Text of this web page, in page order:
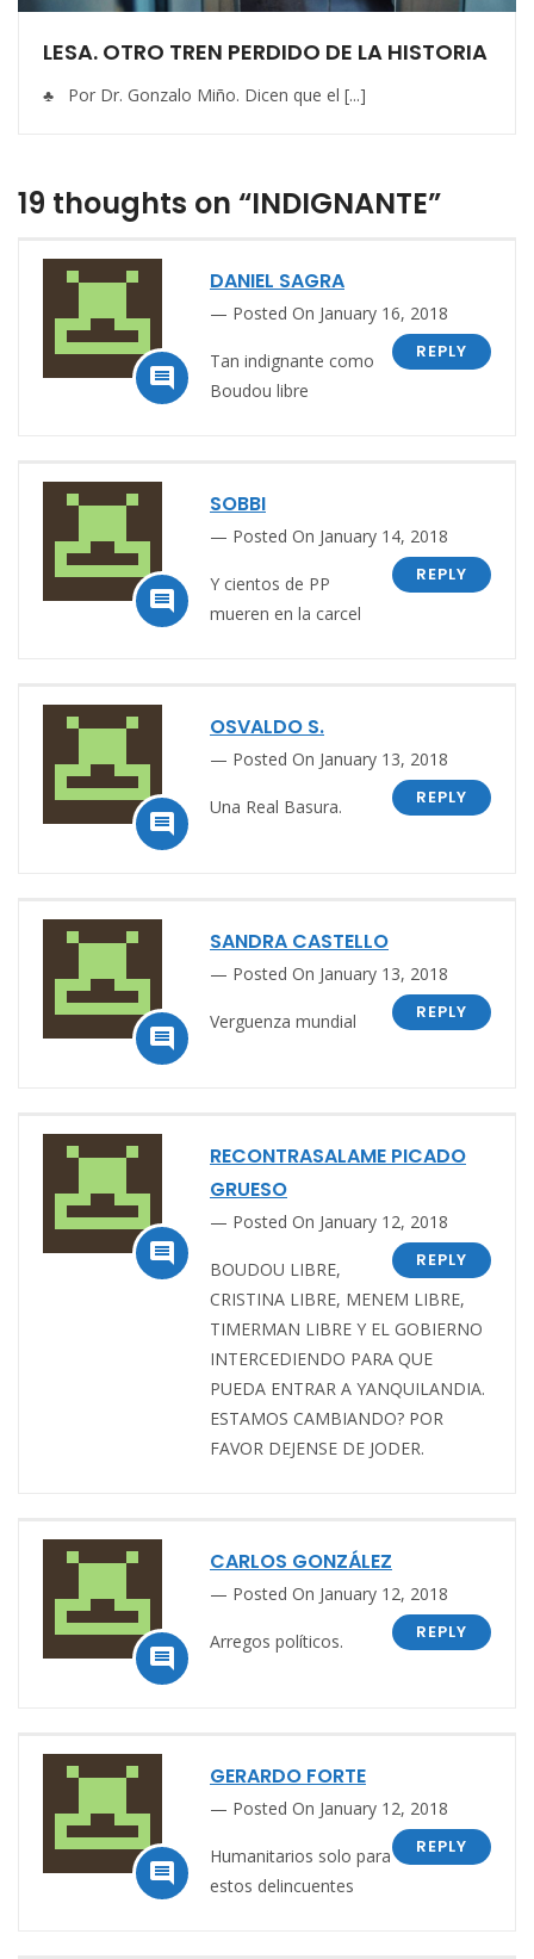
LESA. OTRO TREN PERDIDO DE LA HISTORIA
♣ Por Dr. Gonzalo Miño. Dicen que el [...]
19 thoughts on “INDIGNANTE”

DANIEL SAGRA
Posted On January 16, 2018
REPLY
Tan indignante como
Boudou libre

SOBBI
Posted On January 14, 2018
REPLY
Y cientos de PP
mueren en la carcel

OSVALDO S.
Posted On January 13, 2018
REPLY
Una Real Basura.

SANDRA CASTELLO
Posted On January 13, 2018
REPLY
Verguenza mundial

RECONTRASALAME PICADO
GRUESO
Posted On January 12, 2018
REPLY
BOUDOU LIBRE,
CRISTINA LIBRE, MENEM LIBRE,
TIMERMAN LIBRE Y EL GOBIERNO
INTERCEDIENDO PARA QUE
PUEDA ENTRAR A YANQUILANDIA.
ESTAMOS CAMBIANDO? POR
FAVOR DEJENSE DE JODER.

CARLOS GONZÁLEZ
Posted On January 12, 2018
REPLY
Arregos políticos.

GERARDO FORTE
Posted On January 12, 2018
REPLY
Humanitarios solo para
estos delincuentes